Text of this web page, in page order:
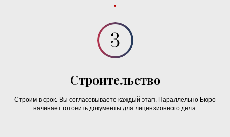
Строительство
Строим в срок. Вы согласовываете каждый этап. Параллельно Бюро
начинает готовить документы для лицензионного дела.